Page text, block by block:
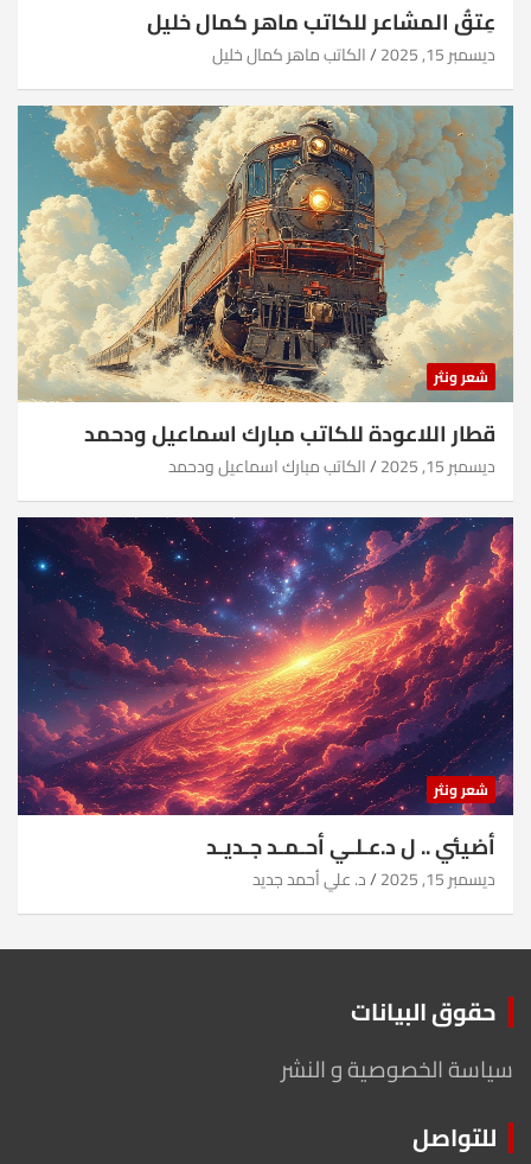
عِتقُ المشاعر للكاتب ماهر كمال خليل
ديسمبر 15, 2025 الكاتب ماهر كمال خليل
شعر ونثر
قطار اللاعودة للكاتب مبارك اسماعيل ودحمد
ديسمبر 15, 2025 الكاتب مبارك اسماعيل ودحمد
شعر ونثر
أضيئي .. ل د.عـلـي أحـمـد جـديـد
ديسمبر 15, 2025 د. علي أحمد جديد
حقوق البيانات
سياسة الخصوصية و النشر
للتواصل